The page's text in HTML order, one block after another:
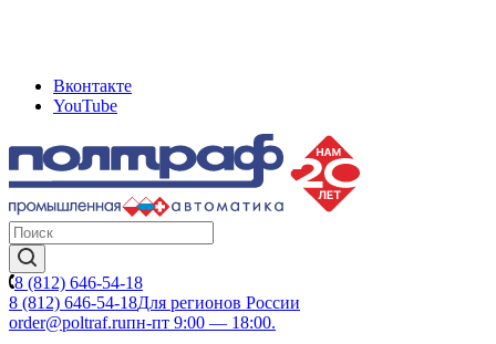
Вконтакте
YouTube
8 (812) 646-54-18
8 (812) 646-54-18Для регионов России
order@poltraf.ruпн-пт 9:00 — 18:00.